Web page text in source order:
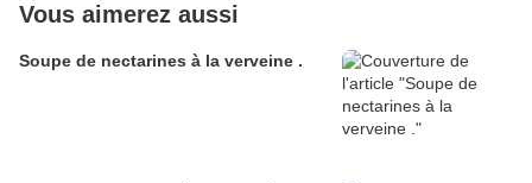
Vous aimerez aussi
Soupe de nectarines à la verveine .